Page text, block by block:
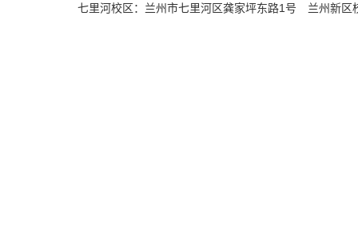
七里河校区：兰州市七里河区龚家坪东路1号 兰州新